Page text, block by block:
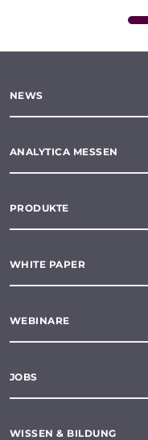
NEWS
ANALYTICA MESSEN
PRODUKTE
WHITE PAPER
WEBINARE
JOBS
WISSEN & BILDUNG